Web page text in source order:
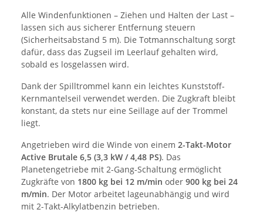
Alle Windenfunktionen – Ziehen und Halten der Last –
lassen sich aus sicherer Entfernung steuern
(Sicherheitsabstand 5 m). Die Totmannschaltung sorgt
dafür, dass das Zugseil im Leerlauf gehalten wird,
sobald es losgelassen wird.
Dank der Spilltrommel kann ein leichtes Kunststoff-
Kernmantelseil verwendet werden. Die Zugkraft bleibt
konstant, da stets nur eine Seillage auf der Trommel
liegt.
Angetrieben wird die Winde von einem 2-Takt-Motor
Active Brutale 6,5 (3,3 kW / 4,48 PS). Das
Planetengetriebe mit 2-Gang-Schaltung ermöglicht
Zugkräfte von 1800 kg bei 12 m/min oder 900 kg bei 24
m/min. Der Motor arbeitet lageunabhängig und wird
mit 2-Takt-Alkylatbenzin betrieben.